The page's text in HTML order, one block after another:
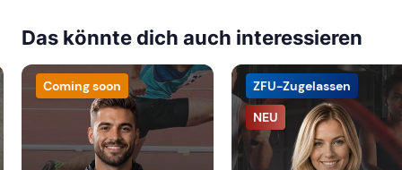
ab Sa, 4. September 2027
Das könnte dich auch interessieren
Coming soon
NEU
ZFU-Zugelassen